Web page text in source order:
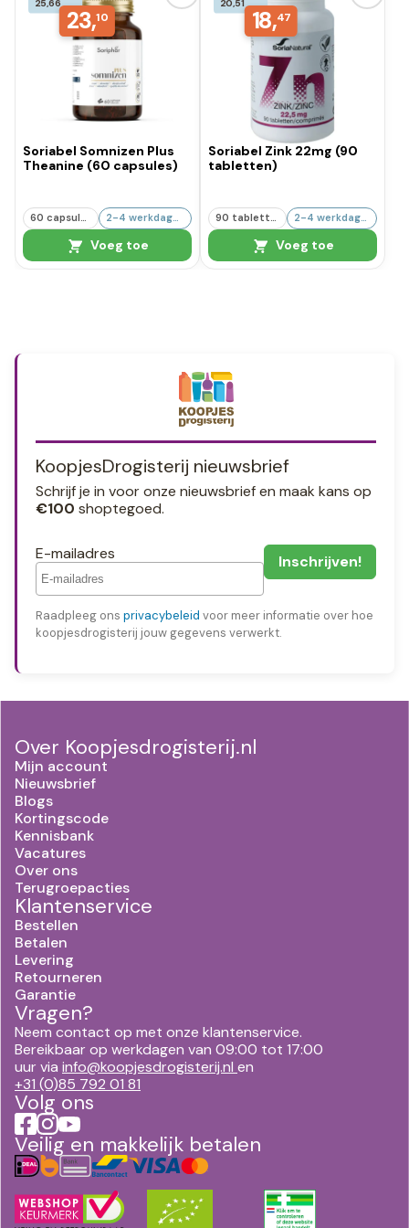
23,10
Soriabel Somnizen Plus
Theanine (60 capsules)
60 capsules 2-4 werkdagen
Voeg toe
18,47
Soriabel Zink 22mg (90
tabletten)
90 tabletten 2-4 werkdagen
Voeg toe
KoopjesDrogisterij nieuwsbrief
Schrijf je in voor onze nieuwsbrief en maak kans op
€100 shoptegoed.
E-mailadres
Raadpleeg ons privacybeleid voor meer informatie over hoe
koopjesdrogisterij jouw gegevens verwerkt.
Over Koopjesdrogisterij.nl
Mijn account
Nieuwsbrief
Blogs
Kortingscode
Kennisbank
Vacatures
Over ons
Terugroepacties
Klantenservice
Bestellen
Betalen
Levering
Retourneren
Garantie
Vragen?
Neem contact op met onze klantenservice.
Bereikbaar op werkdagen van 09:00 tot 17:00
uur via info@koopjesdrogisterij.nl en
+31 (0)85 792 01 81
Volg ons
Veilig en makkelijk betalen